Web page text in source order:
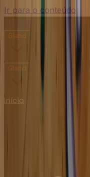
Ir para o conteúdo
TOTEM
Gland
Gland
Início